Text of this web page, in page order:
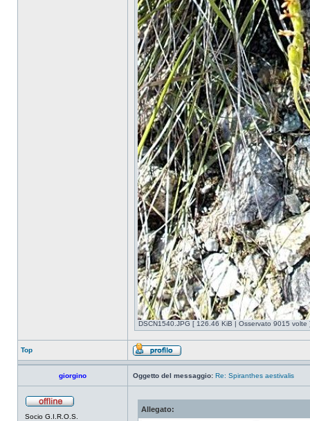
DSCN1540.JPG [ 126.46 KiB | Osservato 9015 volte
Top
giorgino Oggetto del messaggio: Re: Spiranthes aestivalis
Socio G.I.R.O.S.
Allegato: